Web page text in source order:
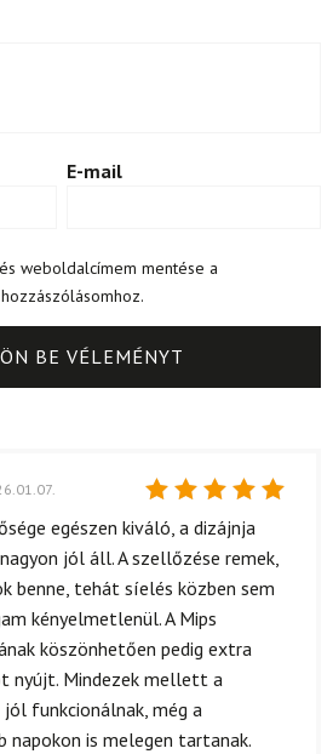
E-mail
weboldalcímem mentése a
Értékelés:
/ 5
egészen kiváló, a dizájnja
jól áll. A szellőzése remek,
benne, tehát síelés közben sem
kényelmetlenül. A Mips
köszönhetően pedig extra
nyújt. Mindezek mellett a
funkcionálnak, még a
napokon is melegen tartanak.